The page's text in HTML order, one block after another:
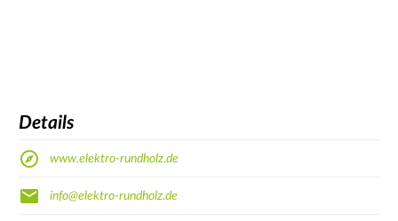
Details
www.elektro-rundholz.de
info@elektro-rundholz.de